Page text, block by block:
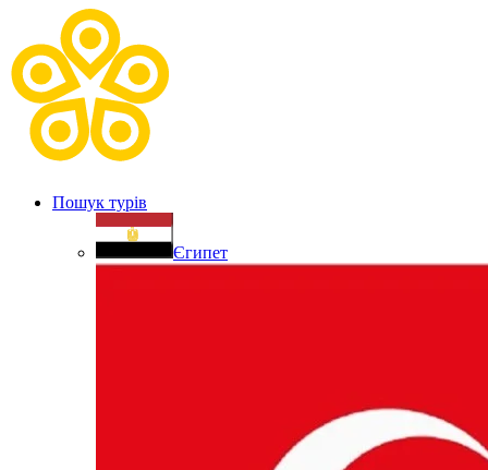
Пошук турів
Єгипет